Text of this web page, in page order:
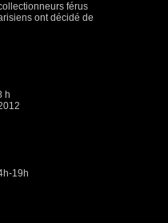
férus
ont décidé de
h
19h